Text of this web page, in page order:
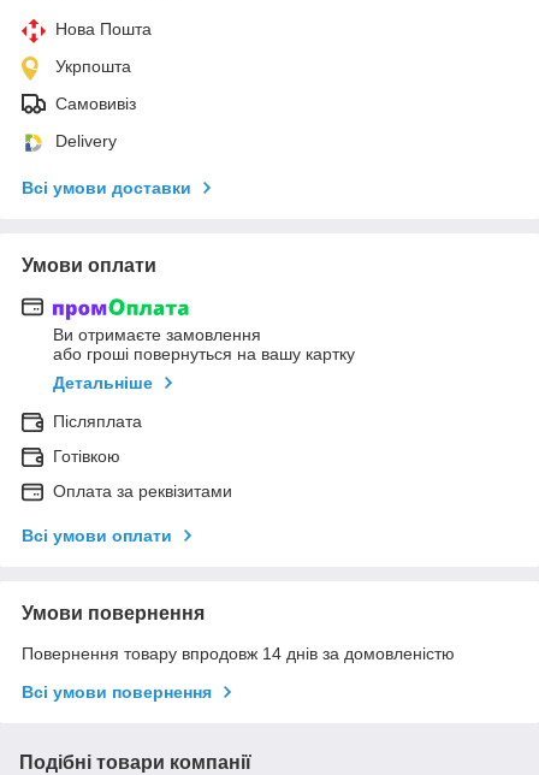
Нова Пошта
Укрпошта
Самовивіз
Delivery
Всі умови доставки
Умови оплати
Ви отримаєте замовлення
або гроші повернуться на вашу картку
Детальніше
Післяплата
Готівкою
Оплата за реквізитами
Всі умови оплати
Умови повернення
Повернення товару впродовж 14 днів за домовленістю
Всі умови повернення
Подібні товари компанії